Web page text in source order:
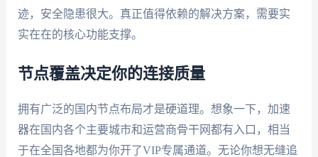
迹，安全隐患很大。真正值得依赖的解决方案，需要实
实在在的核心功能支撑。
节点覆盖决定你的连接质量
拥有广泛的国内节点布局才是硬道理。想象一下，加速
器在国内各个主要城市和运营商骨干网都有入口，相当
于在全国各地都为你开了VIP专属通道。无论你想无缝追